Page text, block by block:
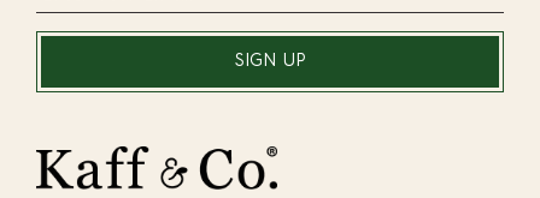
SIGN UP